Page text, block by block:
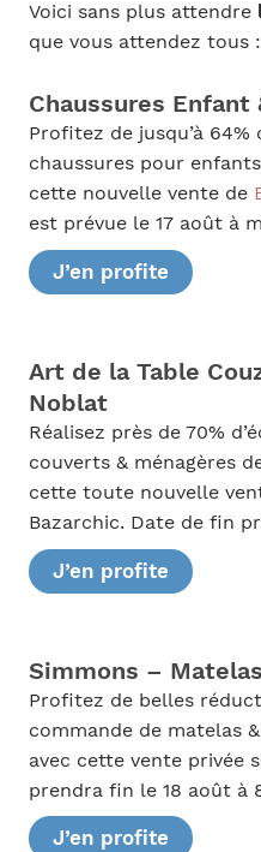
Voici sans plus attendre
que vous attendez tous :
Chaussures Enfant
Profitez de jusqu’à
chaussures pour
cette nouvelle vente de
est prévue le 17 août à
J’en profite
Art de la Table
Noblat
Réalisez près de 70%
couverts & ménagères
cette toute nouvelle
Bazarchic. Date de fin
J’en profite
Simmons –
Profitez de belles
commande de matelas
avec cette vente privée
prendra fin le 18 août à
J’en profite